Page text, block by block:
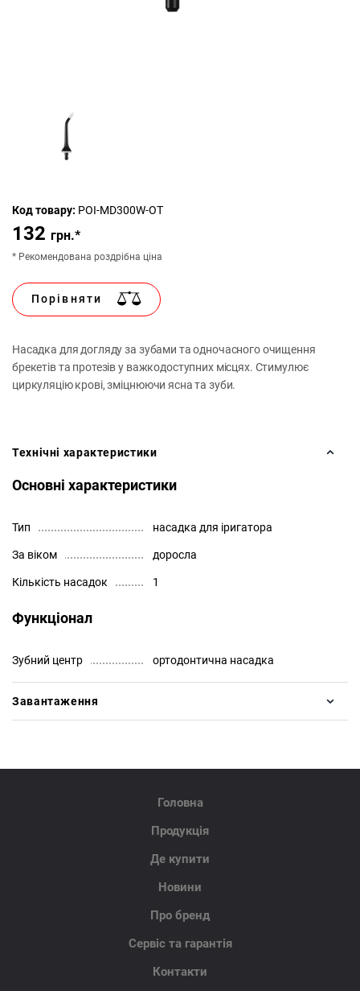
Код товару: POI-MD300W-OT
132 грн.*
* Рекомендована роздрібна ціна
Порівняти
Насадка для догляду за зубами та одночасного очищення
брекетів та протезів у важкодоступних місцях. Стимулює
циркуляцію крові, зміцнюючи ясна та зуби.
Технічні характеристики
Основні характеристики
Тип насадка для іригатора
За віком доросла
Кількість насадок 1
Функціонал
Зубний центр ортодонтична насадка
Завантаження
Головна
Продукція
Де купити
Новини
Про бренд
Сервіс та гарантія
Контакти